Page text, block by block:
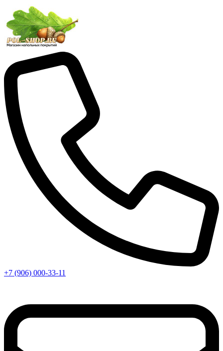
+7 (906) 000-33-11